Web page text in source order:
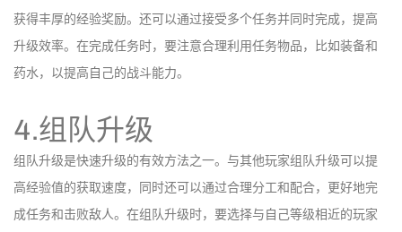
获得丰厚的经验奖励。还可以通过接受多个任务并同时完成，提高
升级效率。在完成任务时，要注意合理利用任务物品，比如装备和
药水，以提高自己的战斗能力。
4.组队升级
组队升级是快速升级的有效方法之一。与其他玩家组队升级可以提
高经验值的获取速度，同时还可以通过合理分工和配合，更好地完
成任务和击败敌人。在组队升级时，要选择与自己等级相近的玩家